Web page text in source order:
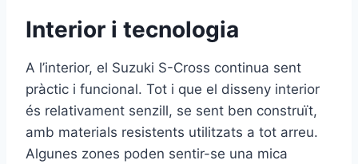
Interior i tecnologia
A l’interior, el Suzuki S-Cross continua sent
pràctic i funcional. Tot i que el disseny interior
és relativament senzill, se sent ben construït,
amb materials resistents utilitzats a tot arreu.
Algunes zones poden sentir-se una mica